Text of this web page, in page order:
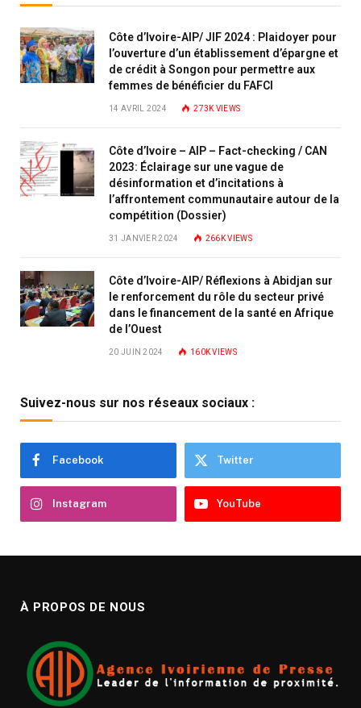
Côte d’Ivoire-AIP/ JIF 2024 : Plaidoyer pour
l’ouverture d’un établissement d’épargne et
de crédit à Songon pour permettre aux
femmes de bénéficier du FAFCI
14 AVRIL 2024 273K VIEWS
Côte d’Ivoire – AIP – Fact-checking / CAN
2023: Éclairage sur une vague de
désinformation et d’incitations à
l’affrontement communautaire autour de la
compétition (Dossier)
31 JANVIER 2024 266KVIEWS
Côte d’Ivoire-AIP/ Réflexions à Abidjan sur
le renforcement du rôle du secteur privé
dans le financement de la santé en Afrique
de l’Ouest
20 JUIN 2024 160KVIEWS
Suivez-nous sur nos réseaux sociaux :
Facebook Twitter
Instagram YouTube
À PROPOS DE NOUS